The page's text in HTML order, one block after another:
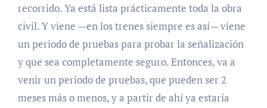
recorrido. Ya está lista prácticamente toda la obra
civil. Y viene —en los trenes siempre es así— viene
un periodo de pruebas para probar la señalización
y que sea completamente seguro. Entonces, va a
venir un periodo de pruebas, que pueden ser 2
meses más o menos, y a partir de ahí ya estaría